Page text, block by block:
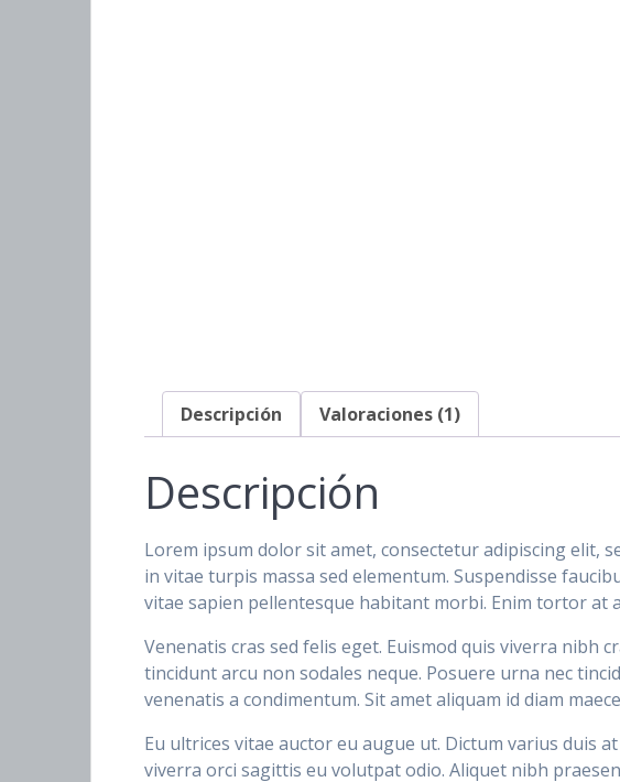
Descripción Valoraciones (1)
Descripción
Lorem ipsum dolor sit amet, consectetur adipiscing elit,
in vitae turpis massa sed elementum. Suspendisse
vitae sapien pellentesque habitant morbi. Enim tortor at
Venenatis cras sed felis eget. Euismod quis viverra nibh
tincidunt arcu non sodales neque. Posuere urna nec
venenatis a condimentum. Sit amet aliquam id diam
Eu ultrices vitae auctor eu augue ut. Dictum varius duis
viverra orci sagittis eu volutpat odio. Aliquet nibh